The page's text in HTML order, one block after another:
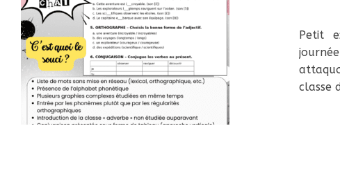
Petit
classe